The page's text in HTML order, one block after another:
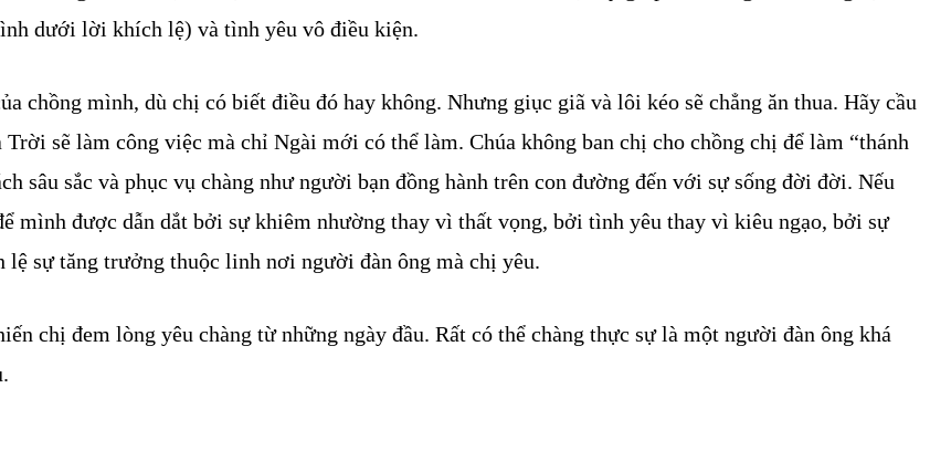
dưới lời khích lệ) và tình yêu vô điều kiện.
chồng mình, dù chị có biết điều đó hay không. Nhưng giục giã và lôi kéo sẽ chẳng ăn thua. Hãy cầu
sẽ làm công việc mà chỉ Ngài mới có thể làm. Chúa không ban chị cho chồng chị để làm “thánh
sâu sắc và phục vụ chàng như người bạn đồng hành trên con đường đến với sự sống đời đời. Nếu
mình được dẫn dắt bởi sự khiêm nhường thay vì thất vọng, bởi tình yêu thay vì kiêu ngạo, bởi sự
sự tăng trưởng thuộc linh nơi người đàn ông mà chị yêu.
chị đem lòng yêu chàng từ những ngày đầu. Rất có thể chàng thực sự là một người đàn ông khá